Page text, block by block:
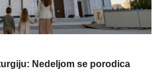
Nedeljom se porodica